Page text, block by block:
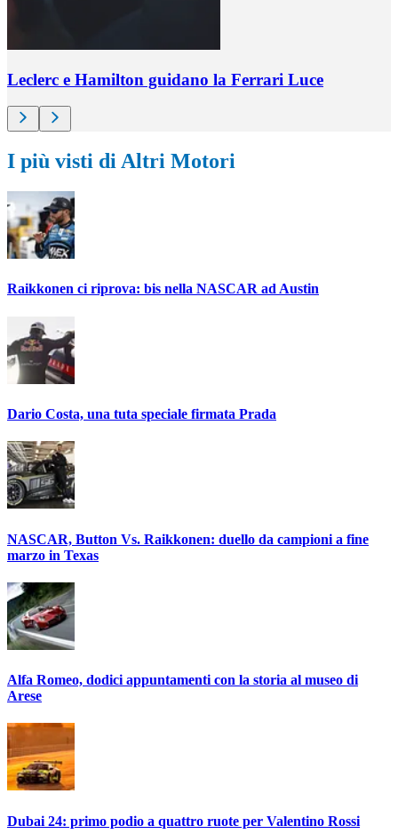
Leclerc e Hamilton guidano la Ferrari Luce
I più visti di Altri Motori
Raikkonen ci riprova: bis nella NASCAR ad Austin
Dario Costa, una tuta speciale firmata Prada
NASCAR, Button Vs. Raikkonen: duello da campioni a fine
marzo in Texas
Alfa Romeo, dodici appuntamenti con la storia al museo di
Arese
Dubai 24: primo podio a quattro ruote per Valentino Rossi